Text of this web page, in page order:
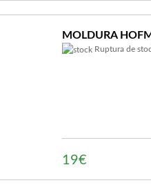
MOLDURA
Ruptura de
19€